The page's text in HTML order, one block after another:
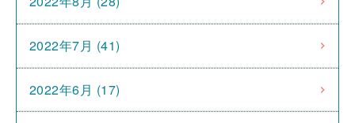
2022年7月 (41)
2022年6月 (17)